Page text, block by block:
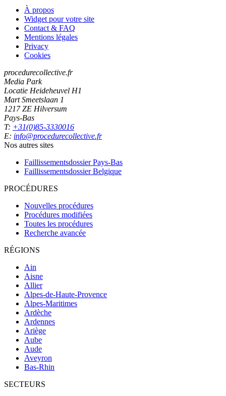
À propos
Widget pour votre site
Contact & FAQ
Mentions légales
Privacy
Cookies
procedurecollective.fr
Media Park
Locatie Heideheuvel H1
Mart Smeetslaan 1
1217 ZE Hilversum
Pays-Bas
T: +31(0)85-3330016
E: info@procedurecollective.fr
Nos autres sites
Faillissementsdossier Pays-Bas
Faillissementsdossier Belgique
PROCÉDURES
Nouvelles procédures
Procédures modifiées
Toutes les procédures
Recherche avancée
RÉGIONS
Ain
Aisne
Allier
Alpes-de-Haute-Provence
Alpes-Maritimes
Ardèche
Ardennes
Ariège
Aube
Aude
Aveyron
Bas-Rhin
SECTEURS